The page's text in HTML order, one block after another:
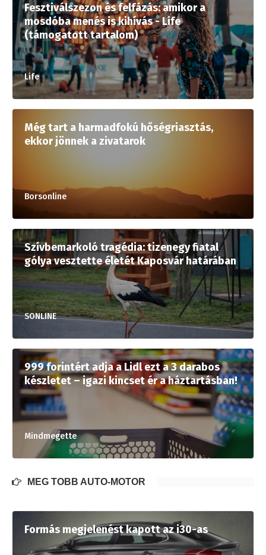
Fesztiválszezon és felfázás: amikor a
mosdóba menés is kihívás - Life
(támogatott tartalom)
Life
Még tart a harmadfokú hőségriasztás,
ekkor jönnek a zivatarok
Borsonline
Szívbemarkoló tragédia: tizenegy fiatal
gólya vesztette életét Kaposvár határában
SONLINE
999 forintért adja a Lidl ezt a 3 darabos
készletet – igazi kincset ér a háztartásban!
Mindmegette
MÉG TÖBB AUTÓ-MOTOR
Formás megjelenést kapott az i30-as